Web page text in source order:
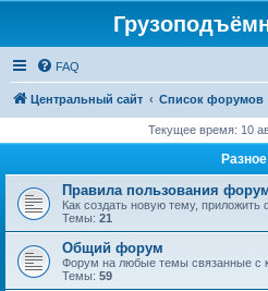
FAQ
Центральный сайт Список форумов
Текущее время: 10
Разное
Правила пользования
Как создать новую тему, приложить
Темы: 21
Общий форум
Форум на любые темы связанные с
Темы: 59